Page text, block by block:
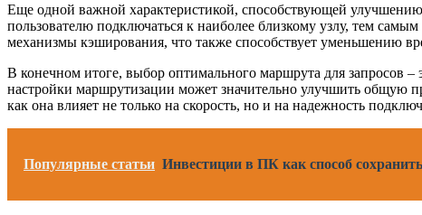
Еще одной важной характеристикой, способствующей
пользователю подключаться к наиболее близкому узлу, тем
механизмы кэширования, что также способствует уменьшению
В конечном итоге, выбор оптимального маршрута для запросов
настройки маршрутизации может значительно улучшить общую
как она влияет не только на скорость, но и на надежность
Популярные статьи Инвестиции в ПК как способ